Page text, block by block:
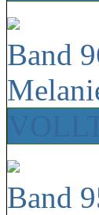
Band
Band